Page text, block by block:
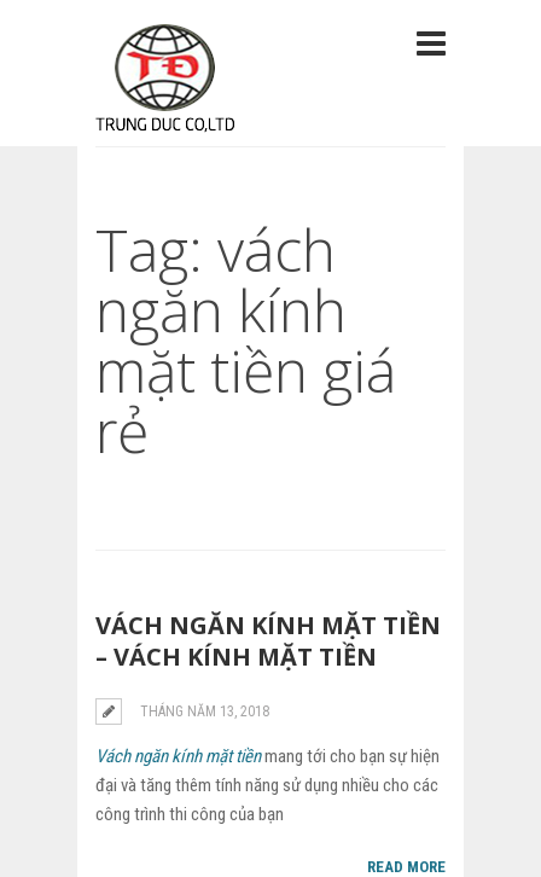
Tag: vách
ngăn kính
mặt tiền giá
rẻ
VÁCH NGĂN KÍNH MẶT TIỀN
– VÁCH KÍNH MẶT TIỀN
THÁNG NĂM 13, 2018
Vách ngăn kính mặt tiềnmang tới cho bạn sự hiện
đại và tăng thêm tính năng sử dụng nhiều cho các
công trình thi công của bạn
READ MORE